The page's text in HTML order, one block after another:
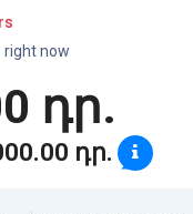
right now
դր.
դր.